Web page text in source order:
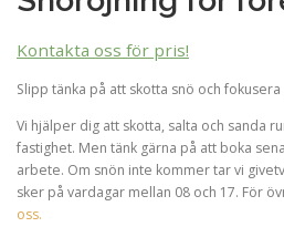
Kontakta oss för pris!
Slipp tänka på att skotta snö och
Vi hjälper dig att skotta, salta och sanda
fastighet. Men tänk gärna på att boka
arbete. Om snön inte kommer tar vi
sker på vardagar mellan 08 och 17. För
oss.